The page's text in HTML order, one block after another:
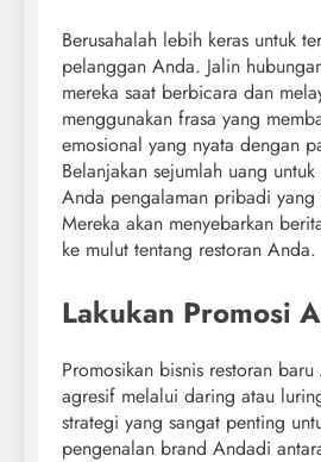
Berusahalah lebih keras untuk
pelanggan Anda. Jalin
mereka saat berbicara dan
menggunakan frasa yang
emosional yang nyata dengan
Belanjakan sejumlah uang
Anda pengalaman pribadi yang
Mereka akan menyebarkan
ke mulut tentang restoran Anda.
Lakukan Promosi
Promosikan bisnis restoran
agresif melalui daring atau
strategi yang sangat penting
pengenalan brand Andadi